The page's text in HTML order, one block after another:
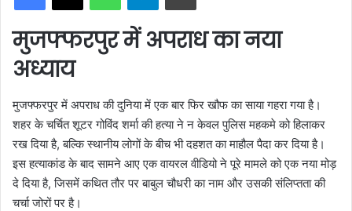
मुजफ्फरपुर में अपराध का नया
अध्याय
मुजफ्फरपुर में अपराध की दुनिया में एक बार फिर खौफ का साया गहरा गया है।
शहर के चर्चित शूटर गोविंद शर्मा की हत्या ने न केवल पुलिस महकमे को हिलाकर
रख दिया है, बल्कि स्थानीय लोगों के बीच भी दहशत का माहौल पैदा कर दिया है।
इस हत्याकांड के बाद सामने आए एक वायरल वीडियो ने पूरे मामले को एक नया मोड़
दे दिया है, जिसमें कथित तौर पर बाबुल चौधरी का नाम और उसकी संलिप्तता की
चर्चा जोरों पर है।